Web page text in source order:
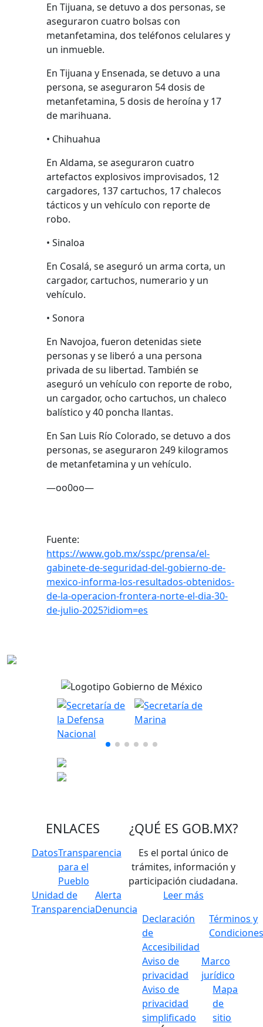
En Tijuana, se detuvo a dos personas, se
aseguraron cuatro bolsas con
metanfetamina, dos teléfonos celulares y
un inmueble.
En Tijuana y Ensenada, se detuvo a una
persona, se aseguraron 54 dosis de
metanfetamina, 5 dosis de heroína y 17
de marihuana.
• Chihuahua
En Aldama, se aseguraron cuatro
artefactos explosivos improvisados, 12
cargadores, 137 cartuchos, 17 chalecos
tácticos y un vehículo con reporte de
robo.
• Sinaloa
En Cosalá, se aseguró un arma corta, un
cargador, cartuchos, numerario y un
vehículo.
• Sonora
En Navojoa, fueron detenidas siete
personas y se liberó a una persona
privada de su libertad. También se
aseguró un vehículo con reporte de robo,
un cargador, ocho cartuchos, un chaleco
balístico y 40 poncha llantas.
En San Luis Río Colorado, se detuvo a dos
personas, se aseguraron 249 kilogramos
de metanfetamina y un vehículo.
—oo0oo—
Fuente:
https://www.gob.mx/sspc/prensa/el-
gabinete-de-seguridad-del-gobierno-de-
mexico-informa-los-resultados-obtenidos-
de-la-operacion-frontera-norte-el-dia-30-
de-julio-2025?idiom=es
ENLACES
DatosTransparencia
para el
Pueblo
Unidad de
Transparencia
Alerta
Denuncia
¿QUÉ ES GOB.MX?
Es el portal único de
trámites, información y
participación ciudadana.
Leer más
Declaración
de
Accesibilidad
Términos y
Aviso de
privacidad
Marco
jurídico
Aviso de
privacidad
simplificado
Mapa
de
sitio